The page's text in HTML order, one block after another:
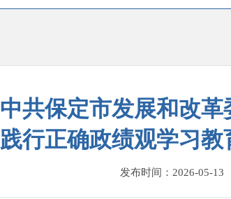
中共保定市发展和改
践行正确政绩观学习
发布时间：2026-05-